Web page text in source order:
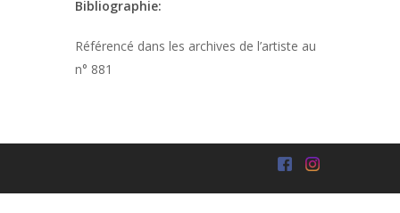
Bibliographie:
Référencé dans les archives de l’artiste au
n° 881